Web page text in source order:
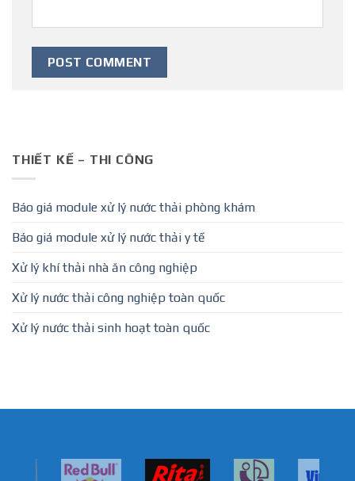
THIẾT KẾ – THI CÔNG
Báo giá module xử lý nước thải phòng khám
Báo giá module xử lý nước thải y tế
Xử lý khí thải nhà ăn công nghiệp
Xử lý nước thải công nghiệp toàn quốc
Xử lý nước thải sinh hoạt toàn quốc